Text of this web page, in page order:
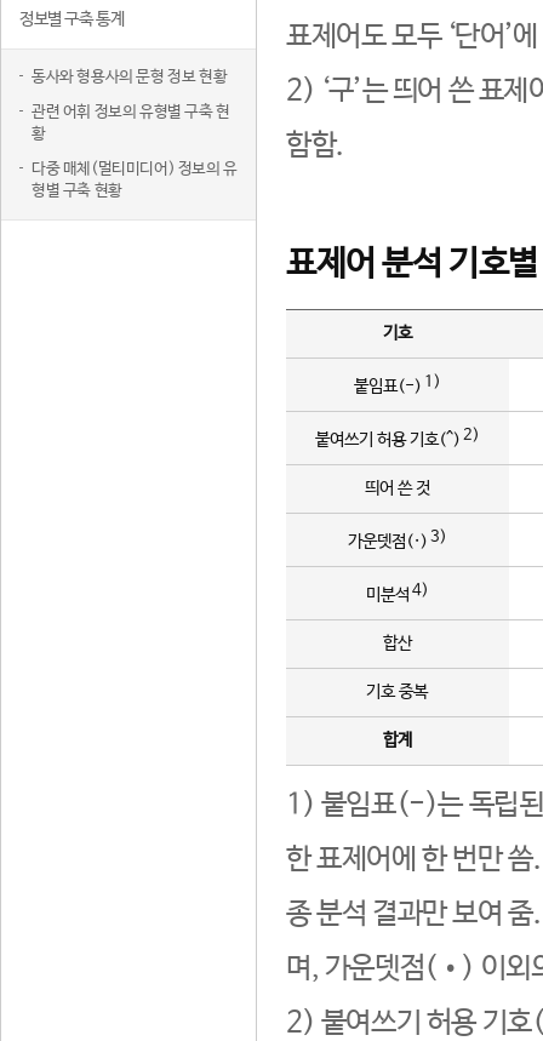
정보별 구축 통계
동사와 형용사의 문형 정보 현황
관련 어휘 정보의 유형별 구축 현
황
다중 매체(멀티미디어) 정보의 유
형별 구축 현황
표제어도 모두 ‘단어’
2) ‘구’는 띄어 쓴 표
함함.
표제어 분석 기호
기호
붙임표(-) 1)
붙여쓰기 허용 기호(^) 2)
띄어 쓴 것
가운뎃점(·) 3)
미분석 4)
합산
기호 중복
합계
1) 붙임표(-)는 독립된
한 표제어에 한 번만
종 분석 결과만 보여
며, 가운뎃점(•) 이외
2) 붙여쓰기 허용 기호